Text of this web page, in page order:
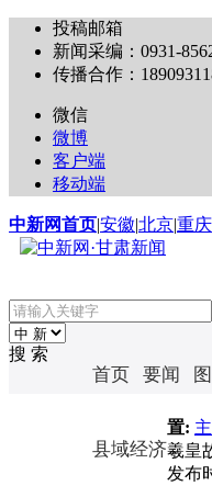
投稿邮箱
新闻采编：0931-
传播合作：
微信
微博
客户端
移动端
中新网首页|安徽|北京|重庆
搜 索
首页 要闻
县域经济
置:
羲皇
发布